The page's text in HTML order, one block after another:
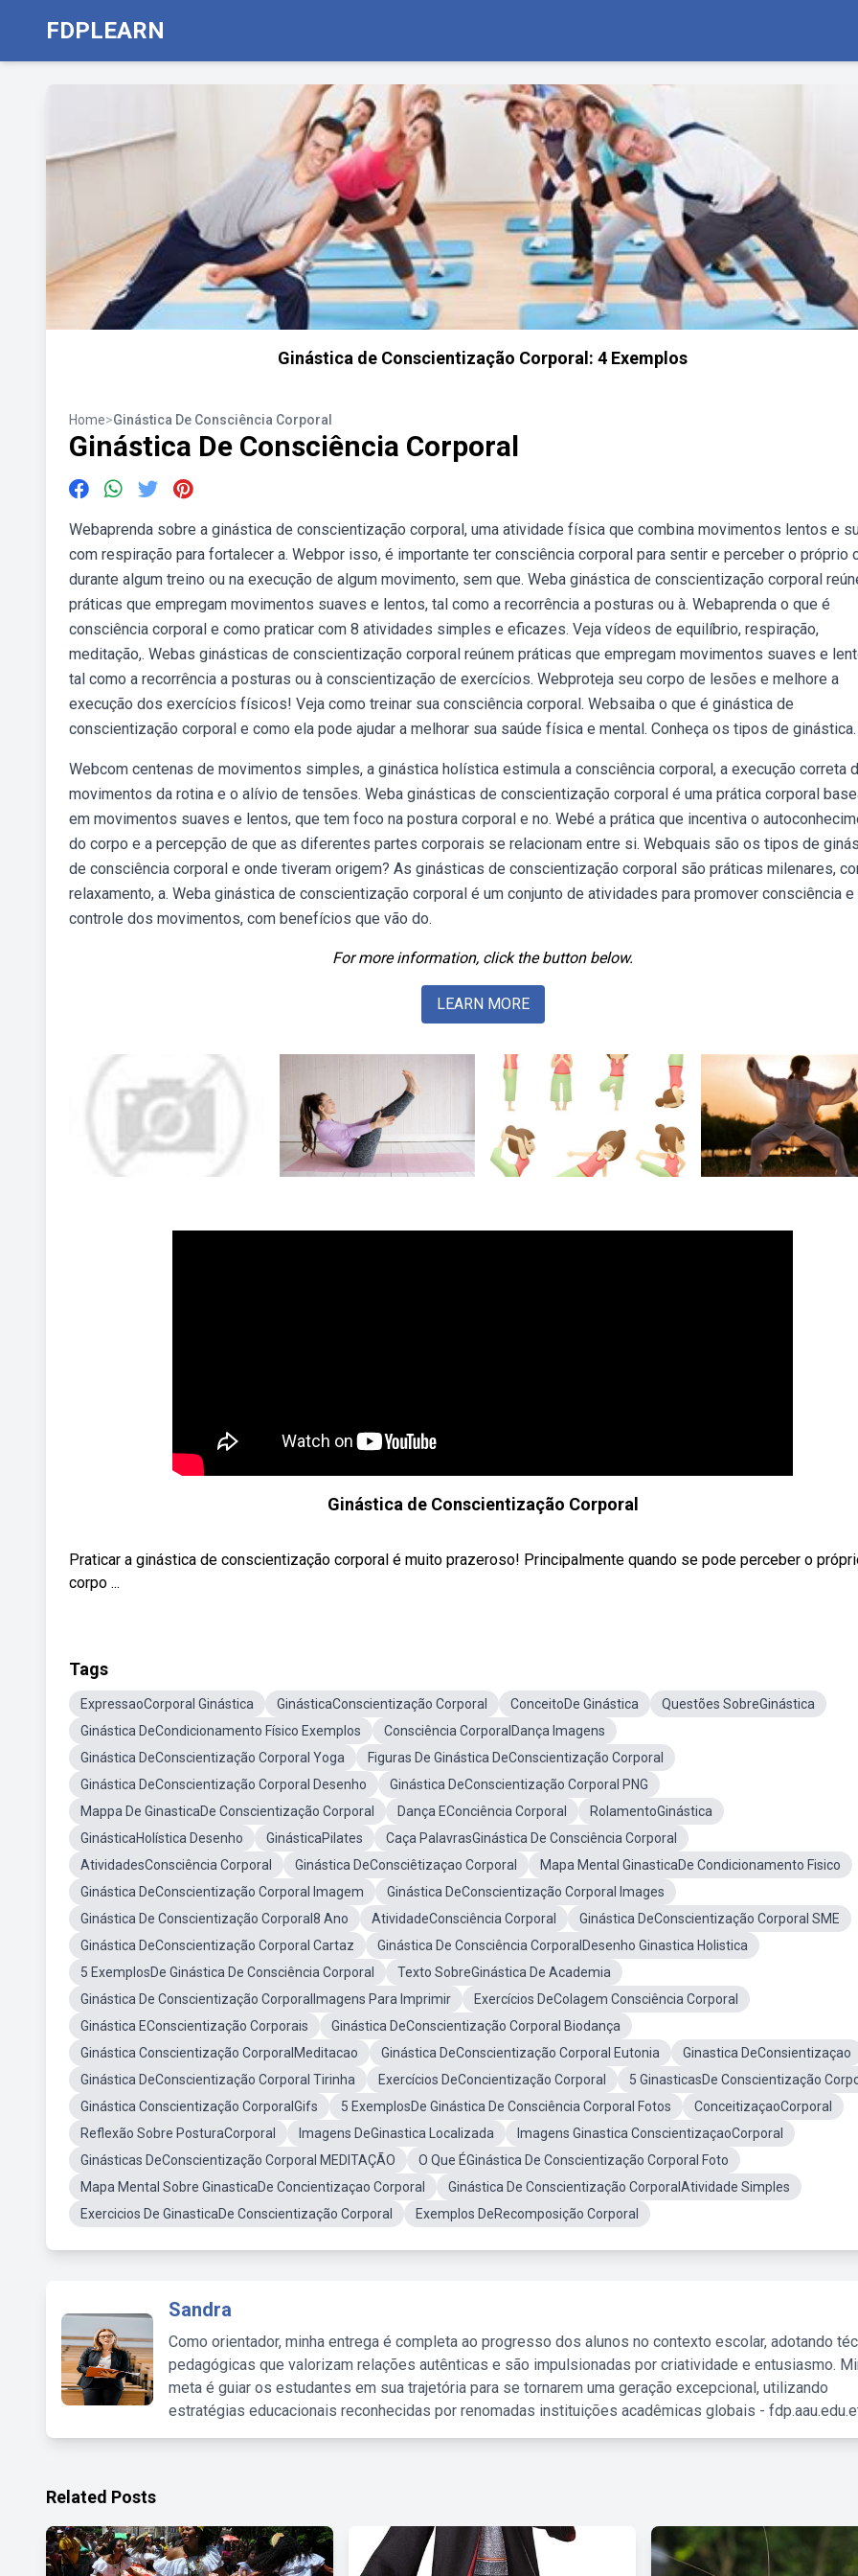
FDPLEARN
Ginástica de Conscientização Corporal: 4 Exemplos
Home>Ginástica De Consciência Corporal
Ginástica De Consciência Corporal
Webaprenda sobre a ginástica de conscientização corporal, uma atividade física que combina movimentos lentos e
com respiração para fortalecer a. Webpor isso, é importante ter consciência corporal para sentir e perceber o próprio
durante algum treino ou na execução de algum movimento, sem que. Weba ginástica de conscientização corporal
práticas que empregam movimentos suaves e lentos, tal como a recorrência a posturas ou à. Webaprenda o que é
consciência corporal e como praticar com 8 atividades simples e eficazes. Veja vídeos de equilíbrio, respiração,
meditação,. Webas ginásticas de conscientização corporal reúnem práticas que empregam movimentos suaves e
tal como a recorrência a posturas ou à conscientização de exercícios. Webproteja seu corpo de lesões e melhore a
execução dos exercícios físicos! Veja como treinar sua consciência corporal. Websaiba o que é ginástica de
conscientização corporal e como ela pode ajudar a melhorar sua saúde física e mental. Conheça os tipos de ginástica.
Webcom centenas de movimentos simples, a ginástica holística estimula a consciência corporal, a execução correta
movimentos da rotina e o alívio de tensões. Weba ginásticas de conscientização corporal é uma prática corporal
em movimentos suaves e lentos, que tem foco na postura corporal e no. Webé a prática que incentiva o
do corpo e a percepção de que as diferentes partes corporais se relacionam entre si. Webquais são os tipos de
de consciência corporal e onde tiveram origem? As ginásticas de conscientização corporal são práticas milenares,
relaxamento, a. Weba ginástica de conscientização corporal é um conjunto de atividades para promover consciência e
controle dos movimentos, com benefícios que vão do.
For more information, click the button below.
LEARN MORE
Ginástica de Conscientização Corporal
Praticar a ginástica de conscientização corporal é muito prazeroso! Principalmente quando se pode perceber o
corpo ...
Tags
ExpressaoCorporal Ginástica GinásticaConscientização Corporal ConceitoDe Ginástica
Questões SobreGinástica
Ginástica DeCondicionamento Físico Exemplos
Consciência CorporalDança Imagens
Ginástica DeConscientização Corporal Yoga
Figuras De Ginástica DeConscientização Corporal
Ginástica DeConscientização Corporal Desenho
Ginástica DeConscientização Corporal PNG
Mappa De GinasticaDe Conscientização Corporal
Dança EConciência Corporal
RolamentoGinástica
GinásticaHolística Desenho
GinásticaPilates
Caça PalavrasGinástica De Consciência Corporal
AtividadesConsciência Corporal
Ginástica DeConsciêtizaçao Corporal
Mapa Mental GinasticaDe Condicionamento Fisico
Ginástica DeConscientização Corporal Imagem
Ginástica DeConscientização Corporal Images
Ginástica De Conscientização Corporal8 Ano
AtividadeConsciência Corporal
Ginástica DeConscientização Corporal SME
Ginástica DeConscientização Corporal Cartaz
Ginástica De Consciência CorporalDesenho Ginastica Holistica
5 ExemplosDe Ginástica De Consciência Corporal
Texto SobreGinástica De Academia
Ginástica De Conscientização CorporalImagens Para Imprimir
Exercícios DeColagem Consciência Corporal
Ginástica EConscientização Corporais
Ginástica DeConscientização Corporal Biodança
Ginástica Conscientização CorporalMeditacao
Ginástica DeConscientização Corporal Eutonia
Ginastica DeConsientizaçao
Ginástica DeConscientização Corporal Tirinha
Exercícios DeConcientização Corporal
5 GinasticasDe Conscientização
Ginástica Conscientização CorporalGifs
5 ExemplosDe Ginástica De Consciência Corporal Fotos
ConceitizaçaoCorporal
Reflexão Sobre PosturaCorporal
Imagens DeGinastica Localizada
Imagens Ginastica ConscientizaçaoCorporal
Ginásticas DeConscientização Corporal MEDITAÇÃO
O Que ÉGinástica De Conscientização Corporal Foto
Mapa Mental Sobre GinasticaDe Concientizaçao Corporal
Ginástica De Conscientização CorporalAtividade Simples
Exercicios De GinasticaDe Conscientização Corporal
Exemplos DeRecomposição Corporal
Sandra
Como orientador, minha entrega é completa ao progresso dos alunos no contexto escolar, adotando
pedagógicas que valorizam relações autênticas e são impulsionadas por criatividade e entusiasmo.
meta é guiar os estudantes em sua trajetória para se tornarem uma geração excepcional, utilizando
estratégias educacionais reconhecidas por renomadas instituições acadêmicas globais -
Related Posts